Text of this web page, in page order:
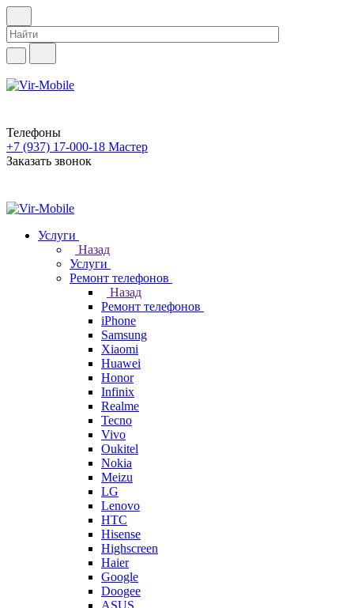
Телефоны
+7 (937) 17-000-18 Мастер
Заказать звонок
Услуги
Назад
Услуги
Ремонт телефонов
Назад
Ремонт телефонов
iPhone
Samsung
Xiaomi
Huawei
Honor
Infinix
Realme
Tecno
Vivo
Oukitel
Nokia
Meizu
LG
Lenovo
HTC
Hisense
Highscreen
Haier
Google
Doogee
ASUS